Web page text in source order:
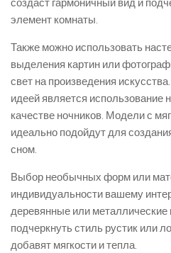
создаст гармоничный вид и
элемент комнаты.
Также можно использовать
выделения картин или
свет на произведения
идеей является использование
качестве ночников. Модели с
идеально подойдут для
сном.
Выбор необычных форм или
индивидуальности вашему
деревянные или металлические
подчеркнуть стиль рустик или
добавят мягкости и тепла.